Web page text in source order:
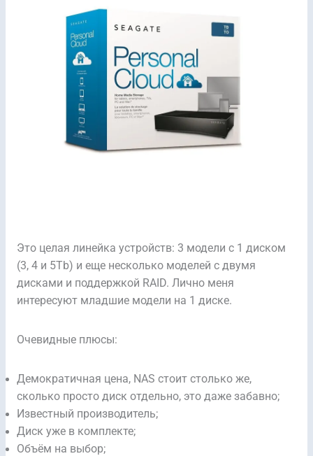
Это целая линейка устройств: 3 модели с 1 диском
(3, 4 и 5Tb) и еще несколько моделей с двумя
дисками и поддержкой RAID. Лично меня
интересуют младшие модели на 1 диске.
Очевидные плюсы:
Демократичная цена, NAS стоит столько же,
сколько просто диск отдельно, это даже забавно;
Известный производитель;
Диск уже в комплекте;
Объём на выбор;